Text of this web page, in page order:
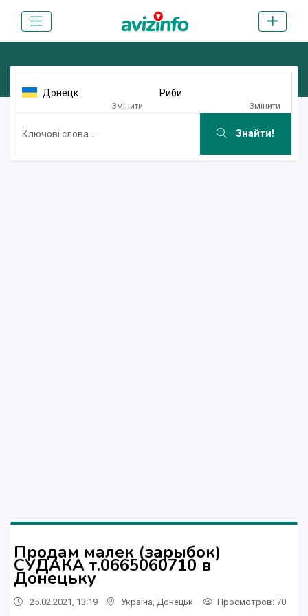
Донецк
Змінити
Риби
Змінити
Знайти!
Продам малек (зарыбок)
СУДАКА т.0665060710 в
Донецьку
25.02.2021, 13:19 Україна Донецьк Просмотров: 70